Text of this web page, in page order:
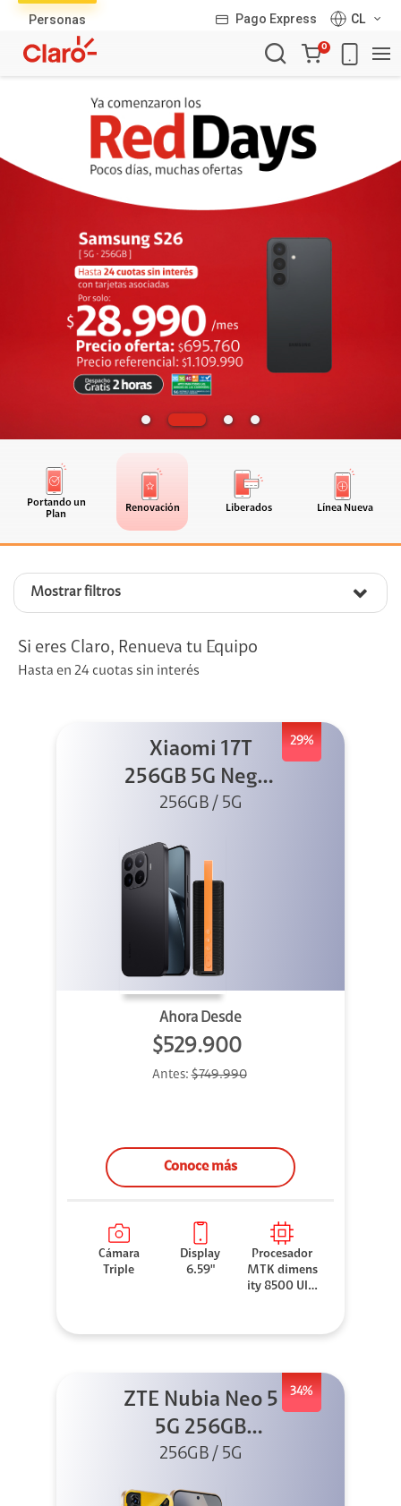
Personas Pago Express
CL
Carro
de
0
Portando un
Plan
Renovación Liberados Línea Nueva
Mostrar filtros
productos
Si eres Claro, Renueva tu Equipo
Hasta en 24 cuotas sin interés
29%
Xiaomi 17T
256GB 5G Negro
+ Sound
256GB / 5G
Ahora Desde
$529.900
Antes:$749.990
Conoce más
Cámara
Triple
Display
6.59"
Procesador
MTK dimens
ity 8500 Ultr
34%
ZTE Nubia Neo 5
5G 256GB
Dorado
256GB / 5G